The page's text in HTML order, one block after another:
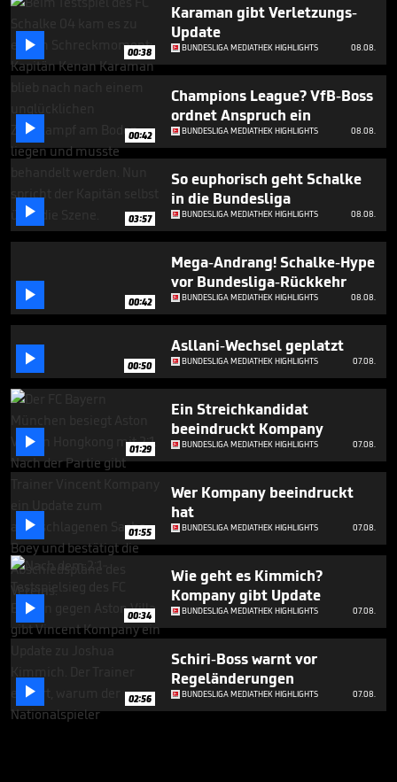
3
seconds
 00:38
Karaman gibt Verletzungs-
Update
BUNDESLIGA MEDIATHEK HIGHLIGHTS 08.08.
 00:42
Champions League? VfB-Boss
ordnet Anspruch ein
BUNDESLIGA MEDIATHEK HIGHLIGHTS 08.08.
 03:57
So euphorisch geht Schalke
in die Bundesliga
BUNDESLIGA MEDIATHEK HIGHLIGHTS 08.08.
 00:42
Mega-Andrang! Schalke-Hype
vor Bundesliga-Rückkehr
BUNDESLIGA MEDIATHEK HIGHLIGHTS 08.08.
 00:50
Asllani-Wechsel geplatzt
BUNDESLIGA MEDIATHEK HIGHLIGHTS 07.08.
 01:29
Ein Streichkandidat
beeindruckt Kompany
BUNDESLIGA MEDIATHEK HIGHLIGHTS 07.08.
 01:55
Wer Kompany beeindruckt
hat
BUNDESLIGA MEDIATHEK HIGHLIGHTS 07.08.
 00:34
Wie geht es Kimmich?
Kompany gibt Update
BUNDESLIGA MEDIATHEK HIGHLIGHTS 07.08.
 02:56
Schiri-Boss warnt vor
Regeländerungen
BUNDESLIGA MEDIATHEK HIGHLIGHTS 07.08.